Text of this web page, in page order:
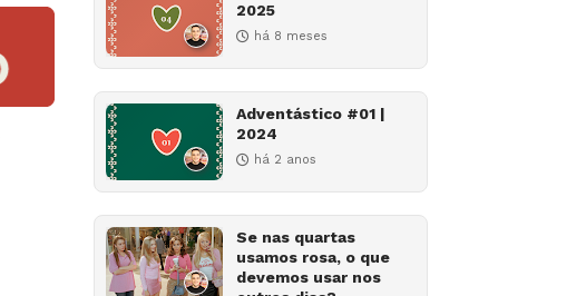
2025
há 8 meses
Adventástico #01 |
2024
há 2 anos
Se nas quartas
usamos rosa, o que
devemos usar nos